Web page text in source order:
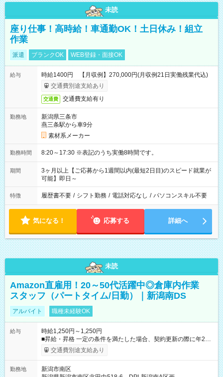
未読
座り仕事！高時給！車通勤OK！土日休み！組立
作業
派遣 ブランクOK WEB登録・面接OK
給与
時給1400円 【月収例】270,000円(月収例21日実働残業代込)
交通費別途支給あり
交通費 交通費支給有り
勤務地
新潟県三条市
燕三条駅から車9分
素材系メーカー
勤務時間 8:20～17:30 ※表記のうち実働8時間です。
期間
3ヶ月以上【ご応募から1週間以内(最短2日目)のスピード就業が
可能】即日～
特徴 履歴書不要 / シフト勤務 / 電話対応なし / パソコンスキル不要
気になる！ 応募する 詳細へ
未読
Amazon直雇用！20～50代活躍中◎倉庫内作業
スタッフ（パートタイム/日勤）｜新潟南DS
アルバイト 職種未経験OK
給与
時給1,250円～1,250円
■昇給・昇格 一定の条件を満たした場合、契約更新の際に年2回
まで昇給の機会があります。 ■正社員登用制度あり ※月末締/翌
月25日支払い ※時間外手当、別途支給 ※深夜割増賃金 (22:00～
☆Amazon直雇用で安定して働けます！ 【試用期間】試用期間
交通費別途支給あり
勤務地
新潟市南区